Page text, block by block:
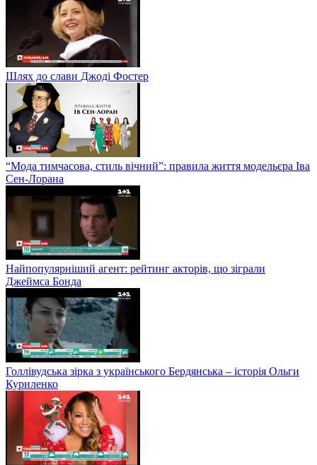
Шлях до слави Джоді Фостер
“Мода тимчасова, стиль вічний”: правила життя модельєра Іва
Сен-Лорана
Найпопулярніший агент: рейтинг акторів, що зіграли
Джеймса Бонда
Голлівудська зірка з українського Бердянська – історія Ольги
Куриленко